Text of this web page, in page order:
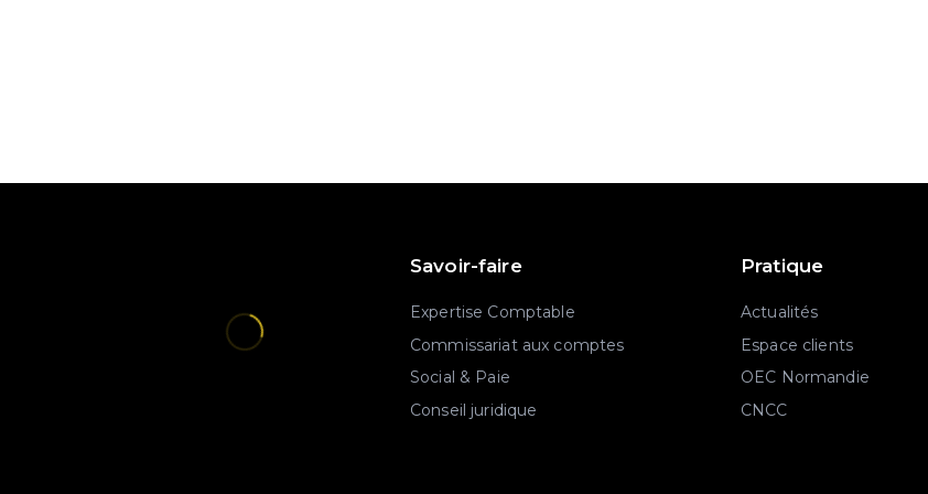
Savoir-faire
Expertise Comptable
Commissariat aux comptes
Social & Paie
Conseil juridique
Pratique
Actualités
Espace clients
OEC Normandie
CNCC